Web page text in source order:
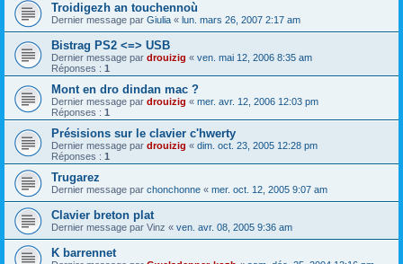
Troidigezh an touchennoù
Dernier message par Giulia « lun. mars 26, 2007 2:17 am
Bistrag PS2 <=> USB
Dernier message par drouizig « ven. mai 12, 2006 8:35 am
Réponses : 1
Mont en dro dindan mac ?
Dernier message par drouizig « mer. avr. 12, 2006 12:03 pm
Réponses : 1
Présisions sur le clavier c'hwerty
Dernier message par drouizig « dim. oct. 23, 2005 12:28 pm
Réponses : 1
Trugarez
Dernier message par chonchonne « mer. oct. 12, 2005 9:07 am
Clavier breton plat
Dernier message par Vinz « ven. avr. 08, 2005 9:36 am
K barrennet